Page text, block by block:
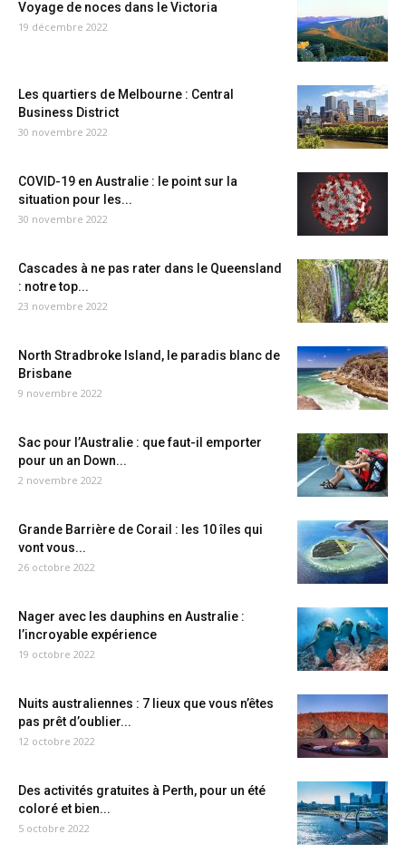
Voyage de noces dans le Victoria
19 décembre 2022
Les quartiers de Melbourne : Central
Business District
30 novembre 2022
COVID-19 en Australie : le point sur la
situation pour les...
30 novembre 2022
Cascades à ne pas rater dans le Queensland
: notre top...
23 novembre 2022
North Stradbroke Island, le paradis blanc de
Brisbane
9 novembre 2022
Sac pour l’Australie : que faut-il emporter
pour un an Down...
2 novembre 2022
Grande Barrière de Corail : les 10 îles qui
vont vous...
26 octobre 2022
Nager avec les dauphins en Australie :
l’incroyable expérience
19 octobre 2022
Nuits australiennes : 7 lieux que vous n’êtes
pas prêt d’oublier...
12 octobre 2022
Des activités gratuites à Perth, pour un été
coloré et bien...
5 octobre 2022